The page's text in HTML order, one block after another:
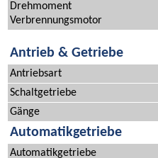
Drehmoment
Verbrennungsmotor
Antrieb & Getriebe
Antriebsart
Schaltgetriebe
Gänge
Automatikgetriebe
Automatikgetriebe